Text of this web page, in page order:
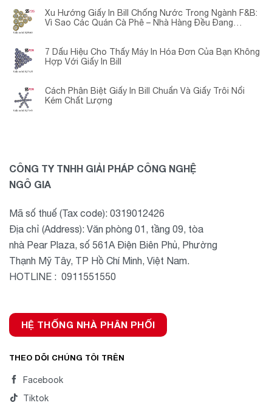
Xu Hướng Giấy In Bill Chống Nước Trong Ngành F&B:
Vì Sao Các Quán Cà Phê – Nhà Hàng Đều Đang
7 Dấu Hiệu Cho Thấy Máy In Hóa Đơn Của Bạn Không
Hợp Với Giấy In Bill
Cách Phân Biệt Giấy In Bill Chuẩn Và Giấy Trôi Nổi
Kém Chất Lượng
CÔNG TY TNHH GIẢI PHÁP CÔNG NGHỆ
NGÔ GIA
Mã số thuế (Tax code): 0319012426
Địa chỉ (Address): Văn phòng 01, tầng 09, tòa
nhà Pear Plaza, số 561A Điện Biên Phủ, Phường
Thạnh Mỹ Tây, TP Hồ Chí Minh, Việt Nam.
HOTLINE : 0911551550
HỆ THỐNG NHÀ PHÂN PHỐI
THEO DÕI CHÚNG TÔI TRÊN
Facebook
Tiktok